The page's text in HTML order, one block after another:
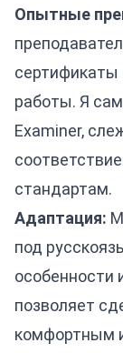
Опытные
сертификаты
работы. Я
Examiner,
стандартам.
Адаптация:
под
особенности
позволяет
комфортным